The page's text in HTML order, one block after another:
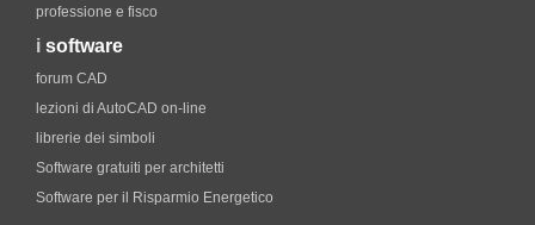
professione e fisco
i software
forum CAD
lezioni di AutoCAD on-line
librerie dei simboli
Software gratuiti per architetti
Software per il Risparmio Energetico